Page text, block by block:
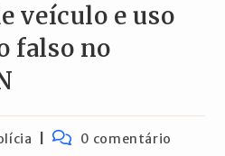
veículo e uso
falso no
Comentários
0 comentário